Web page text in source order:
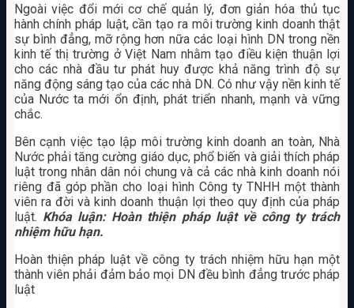
Ngoài việc đổi mới cơ chế quản lý, đơn giản hóa thủ tục
hành chính pháp luật, cần tạo ra môi trường kinh doanh thật
sự bình đẳng, mỡ rộng hơn nữa các loại hình DN trong nền
kinh tế thị trường ở Việt Nam nhằm tạo điều kiện thuận lợi
cho các nhà đầu tư phát huy được khả năng trình độ sự
năng động sáng tạo của các nhà DN. Có như vậy nền kinh tế
của Nước ta mới ổn định, phát triển nhanh, mạnh và vững
chắc.
Bên cạnh việc tạo lập môi trường kinh doanh an toàn, Nhà
Nước phải tăng cường giáo dục, phổ biến và giải thích pháp
luật trong nhân dân nói chung và cả các nhà kinh doanh nói
riêng đã góp phần cho loại hình Công ty TNHH một thành
viên ra đời và kinh doanh thuận lợi theo quy định của pháp
luật. Khóa luận: Hoàn thiện pháp luật về công ty trách
nhiệm hữu hạn.
Hoàn thiện pháp luật về công ty trách nhiệm hữu hạn một
thành viên phải đảm bảo mọi DN đều bình đẳng trước pháp
luật